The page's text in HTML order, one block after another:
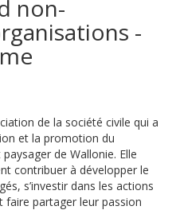
non-
-
de la société civile qui a
et la promotion du
de Wallonie. Elle
contribuer à développer le
s, s’investir dans les actions
faire partager leur passion